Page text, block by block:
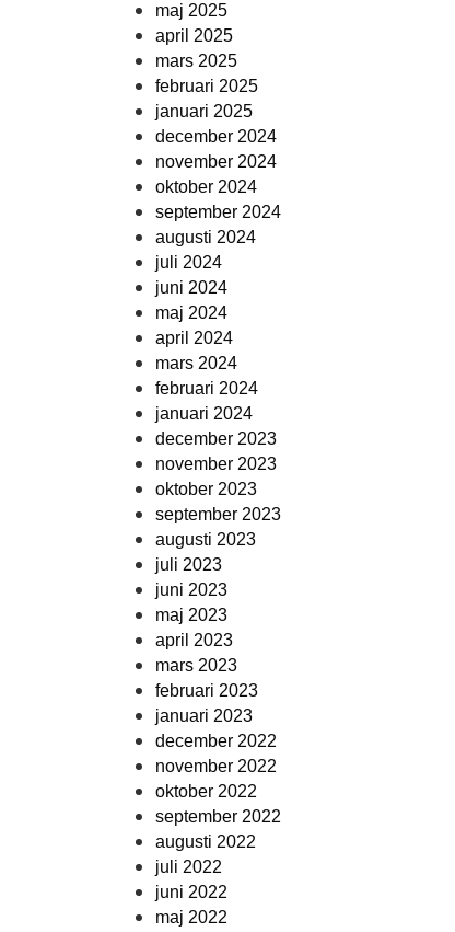
maj 2025
april 2025
mars 2025
februari 2025
januari 2025
december 2024
november 2024
oktober 2024
september 2024
augusti 2024
juli 2024
juni 2024
maj 2024
april 2024
mars 2024
februari 2024
januari 2024
december 2023
november 2023
oktober 2023
september 2023
augusti 2023
juli 2023
juni 2023
maj 2023
april 2023
mars 2023
februari 2023
januari 2023
december 2022
november 2022
oktober 2022
september 2022
augusti 2022
juli 2022
juni 2022
maj 2022